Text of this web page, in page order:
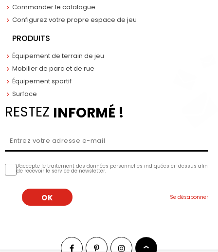
Commander le catalogue
Configurez votre propre espace de jeu
PRODUITS
Équipement de terrain de jeu
Mobilier de parc et de rue
Équipement sportif
Surface
RESTEZ INFORMÉ !
J'accepte le traitement des données personnelles indiquées ci-dessus afin
de recevoir le service de newsletter.